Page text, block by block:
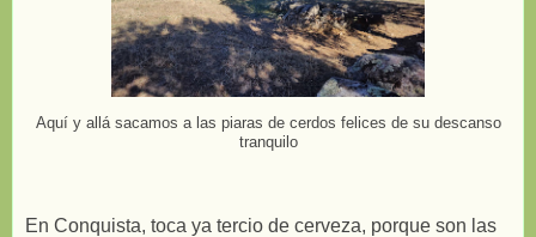
Aquí y allá sacamos a las piaras de cerdos felices de su descanso
tranquilo
En Conquista, toca ya tercio de cerveza, porque son las